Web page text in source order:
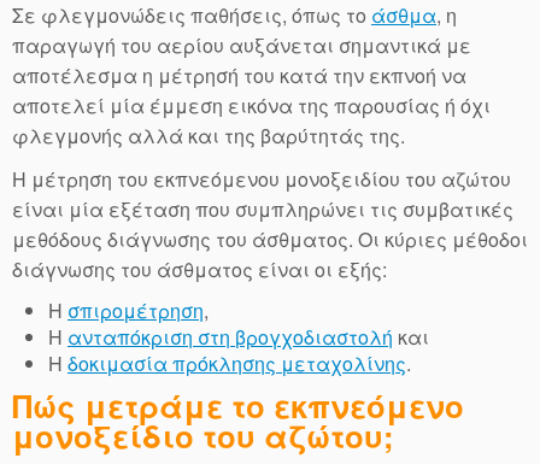
Σε φλεγμονώδεις παθήσεις, όπως το άσθμα, η
παραγωγή του αερίου αυξάνεται σημαντικά με
αποτέλεσμα η μέτρησή του κατά την εκπνοή να
αποτελεί μία έμμεση εικόνα της παρουσίας ή όχι
φλεγμονής αλλά και της βαρύτητάς της.
Η μέτρηση του εκπνεόμενου μονοξειδίου του αζώτου
είναι μία εξέταση που συμπληρώνει τις συμβατικές
μεθόδους διάγνωσης του άσθματος. Οι κύριες μέθοδοι
διάγνωσης του άσθματος είναι οι εξής:
Η σπιρομέτρηση,
Η ανταπόκριση στη βρογχοδιαστολή και
Η δοκιμασία πρόκλησης μεταχολίνης.
Πώς μετράμε το εκπνεόμενο
μονοξείδιο του αζώτου;